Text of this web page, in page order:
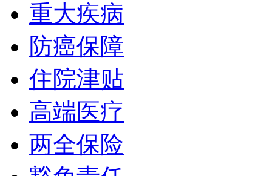
重大疾病
防癌保障
住院津贴
高端医疗
两全保险